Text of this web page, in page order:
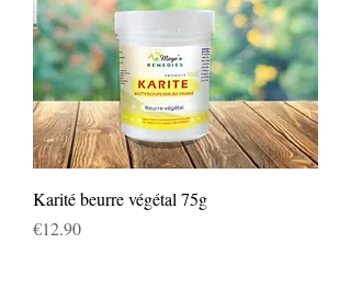
Karité beurre végétal 75g
Price
€12.90